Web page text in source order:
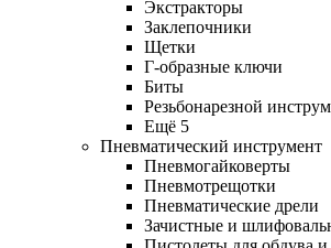
Экстракторы
Заклепочники
Щетки
Г-образные ключи
Биты
Резьбонарезной
Ещё 5
Пневматический инструмент
Пневмогайковерты
Пневмотрещотки
Пневматические дрели
Зачистные и